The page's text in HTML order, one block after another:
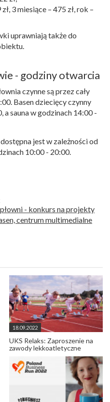
3 miesiące – 475 zł, rok –
uprawniają także do
- godziny otwarcia
czynne są przez cały
Basen dziecięcy czynny
a sauna w godzinach 14:00 -
jest w zależności od
10:00 - 20:00.
- konkurs na projekty
centrum multimedialne
18.09.2022
UKS Relaks: Zaproszenie na
zawody lekkoatletyczne